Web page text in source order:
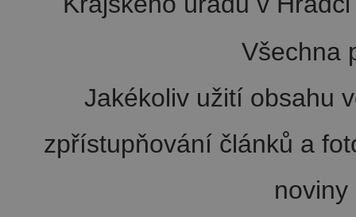
Všechna
Jakékoliv užití obsahu
zpřístupňování článků a